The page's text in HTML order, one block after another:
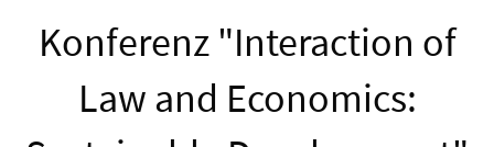
Konferenz "Interaction of
Law and Economics: